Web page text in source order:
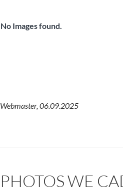
No Images found.
Webmaster, 06.09.2025
PHOTOS WE